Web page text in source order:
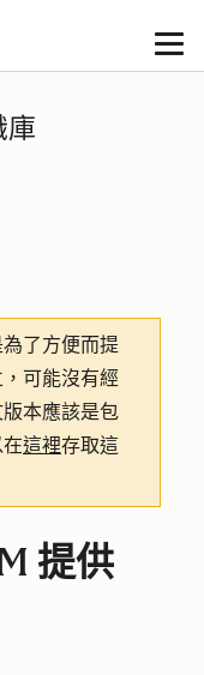
庫
為了方便而提
可能沒有經
本應該是包
這裡存取這
提供